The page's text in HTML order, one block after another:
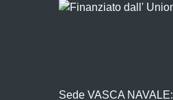
Sede VASCA NAVALE: